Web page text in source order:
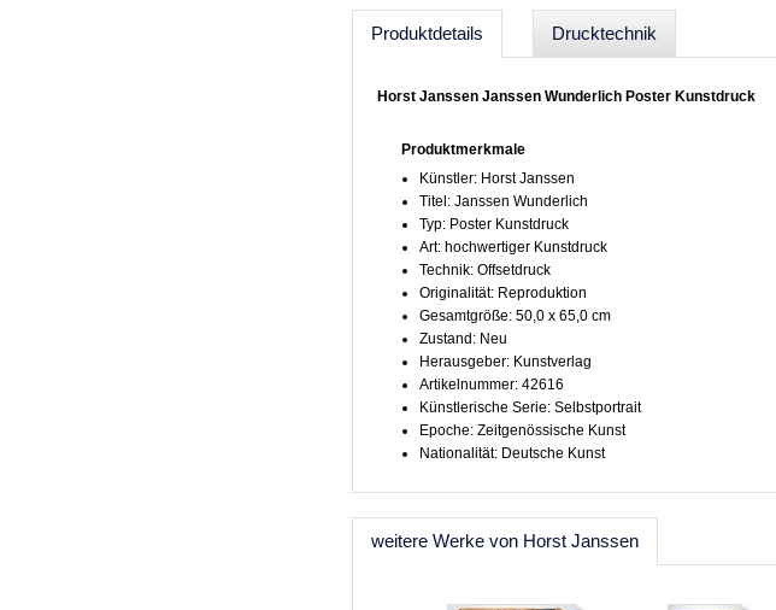
Produktdetails Drucktechnik
Horst Janssen Janssen Wunderlich Poster Kunstdruck
Produktmerkmale
Künstler: Horst Janssen
Titel: Janssen Wunderlich
Typ: Poster Kunstdruck
Art: hochwertiger Kunstdruck
Technik: Offsetdruck
Originalität: Reproduktion
Gesamtgröße: 50,0 x 65,0 cm
Zustand: Neu
Herausgeber: Kunstverlag
Artikelnummer: 42616
Künstlerische Serie: Selbstportrait
Epoche: Zeitgenössische Kunst
Nationalität: Deutsche Kunst
weitere Werke von Horst Janssen